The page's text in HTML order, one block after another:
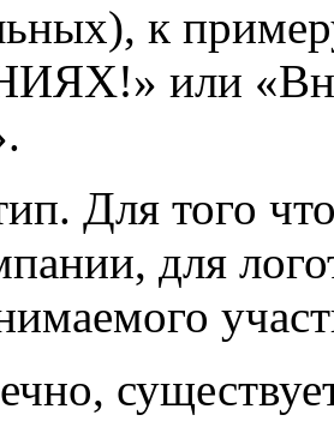
к
или
Для того
для